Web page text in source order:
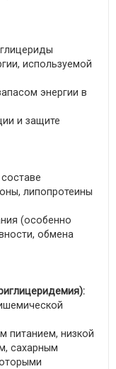
используемой
энергии в
и защите
липопротеины
(особенно
обмена
питанием, низкой
сахарным